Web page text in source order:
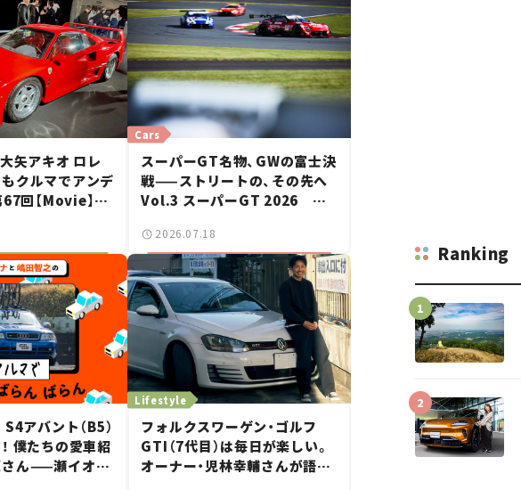
矢アキオ ロレ
クルマでアンデ
67回【Movie】
ちの「驚き」
Cars
スーパーGT名物、GWの富士決
戦——ストリートの、その先へ
Vol.3 スーパーGT 2026 第2
2026.07.18
アバント（B5）
僕たちの愛車紹
さん——瀬イオナ
Lifestyle
フォルクスワーゲン・ゴルフ
GTI（7代目）は毎日が楽しい。
オーナー・児林幸輔さんが語
Ranking